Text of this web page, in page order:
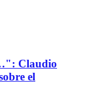
Claudio
el